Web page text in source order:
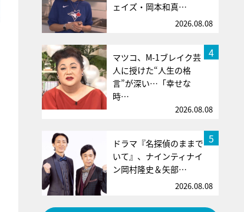
ェイズ・岡本和真…
2026.08.08
4
マツコ、M-1ブレイク芸
人に授けた“人生の格
言”が深い…「幸せな
時…
2026.08.08
5
ドラマ『名探偵のままで
いて』、ナインティナイ
ン岡村隆史＆矢部…
2026.08.08